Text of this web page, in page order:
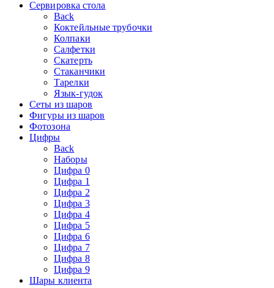
Сервировка стола
Back
Коктейльные трубочки
Колпаки
Салфетки
Скатерть
Стаканчики
Тарелки
Язык-гудок
Сеты из шаров
Фигуры из шаров
Фотозона
Цифры
Back
Наборы
Цифра 0
Цифра 1
Цифра 2
Цифра 3
Цифра 4
Цифра 5
Цифра 6
Цифра 7
Цифра 8
Цифра 9
Шары клиента